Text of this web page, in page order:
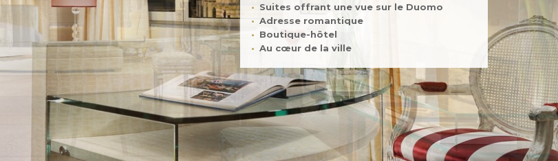
Suites offrant une vue sur le Duomo
Adresse romantique
Boutique-hôtel
Au cœur de la ville